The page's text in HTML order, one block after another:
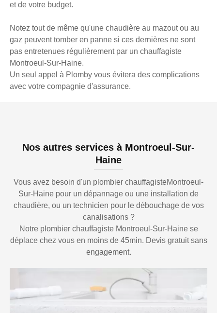
et de votre budget.
Notez tout de même qu'une chaudière au mazout ou au
gaz peuvent tomber en panne si ces dernières ne sont
pas entretenues régulièrement par un chauffagiste
Montroeul-Sur-Haine.
Un seul appel à Plomby vous évitera des complications
avec votre compagnie d'assurance.
Nos autres services à Montroeul-Sur-
Haine
Vous avez besoin d'un plombier chauffagisteMontroeul-
Sur-Haine pour un dépannage ou une installation de
chaudière, ou un technicien pour le débouchage de vos
canalisations ?
Notre plombier chauffagiste Montroeul-Sur-Haine se
déplace chez vous en moins de 45min. Devis gratuit sans
engagement.